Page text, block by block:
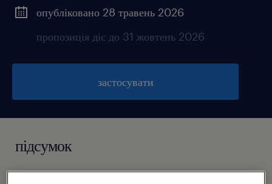
опубліковано 28 травень 2026
пропозиція діє до 31 жовтень 2026
застосувати
підсумок